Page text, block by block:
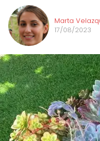
Marta
17/08/2023